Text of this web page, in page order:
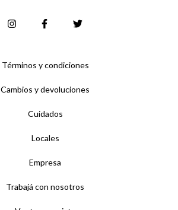
Términos y condiciones
Cambios y devoluciones
Cuidados
Locales
Empresa
Trabajá con nosotros